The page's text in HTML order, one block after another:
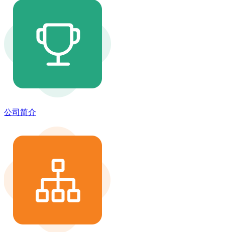
公司简介